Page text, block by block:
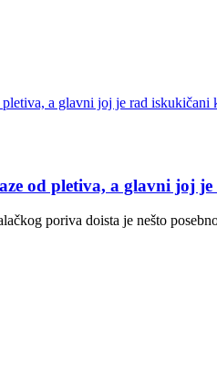
od pletiva, a glavni joj
poriva doista je nešto